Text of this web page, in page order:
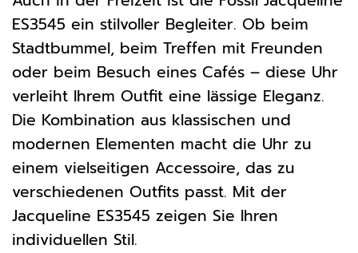
ES3545 ein stilvoller Begleiter. Ob beim
Stadtbummel, beim Treffen mit Freunden
oder beim Besuch eines Cafés – diese Uhr
verleiht Ihrem Outfit eine lässige Eleganz.
Die Kombination aus klassischen und
modernen Elementen macht die Uhr zu
einem vielseitigen Accessoire, das zu
verschiedenen Outfits passt. Mit der
Jacqueline ES3545 zeigen Sie Ihren
individuellen Stil.